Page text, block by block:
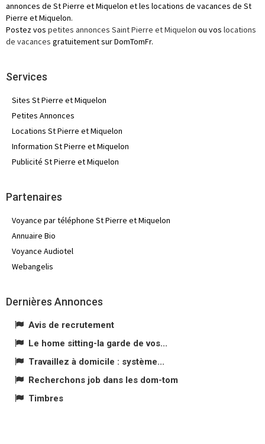
annonces de St Pierre et Miquelon et les locations de vacances de St
Pierre et Miquelon.
Postez vos petites annonces Saint Pierre et Miquelon ou vos locations
de vacances gratuitement sur DomTomFr.
Services
Sites St Pierre et Miquelon
Petites Annonces
Locations St Pierre et Miquelon
Information St Pierre et Miquelon
Publicité St Pierre et Miquelon
Partenaires
Voyance par téléphone St Pierre et Miquelon
Annuaire Bio
Voyance Audiotel
Webangelis
Dernières Annonces
Avis de recrutement
Le home sitting-la garde de vos...
Travaillez à domicile : système...
Recherchons job dans les dom-tom
Timbres